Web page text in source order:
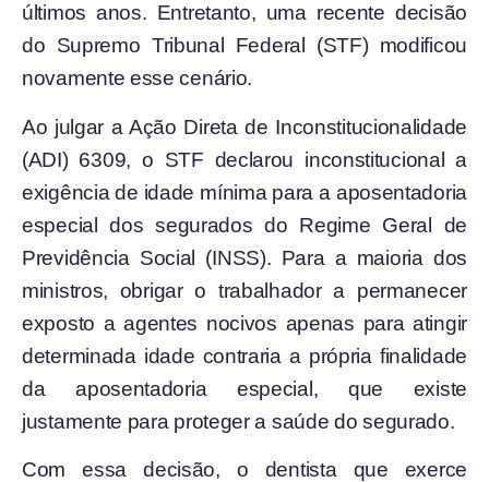
últimos anos. Entretanto, uma recente decisão
do Supremo Tribunal Federal (STF) modificou
novamente esse cenário.
Ao julgar a Ação Direta de Inconstitucionalidade
(ADI) 6309, o STF declarou inconstitucional a
exigência de idade mínima para a aposentadoria
especial dos segurados do Regime Geral de
Previdência Social (INSS). Para a maioria dos
ministros, obrigar o trabalhador a permanecer
exposto a agentes nocivos apenas para atingir
determinada idade contraria a própria finalidade
da aposentadoria especial, que existe
justamente para proteger a saúde do segurado.
Com essa decisão, o dentista que exerce